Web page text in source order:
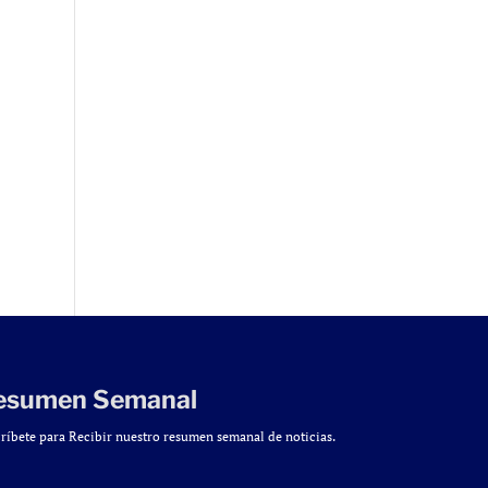
Semanal
para Recibir nuestro resumen semanal de noticias.